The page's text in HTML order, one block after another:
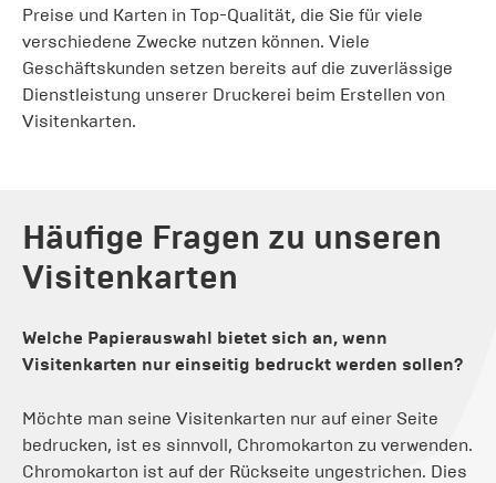
Preise und Karten in Top-Qualität, die Sie für viele
verschiedene Zwecke nutzen können. Viele
Geschäftskunden setzen bereits auf die zuverlässige
Dienstleistung unserer Druckerei beim Erstellen von
Visitenkarten.
Häufige Fragen zu unseren
Visitenkarten
Welche Papierauswahl bietet sich an, wenn
Visitenkarten nur einseitig bedruckt werden sollen?
Möchte man seine Visitenkarten nur auf einer Seite
bedrucken, ist es sinnvoll, Chromokarton zu verwenden.
Chromokarton ist auf der Rückseite ungestrichen. Dies